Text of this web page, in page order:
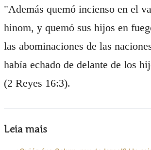
"Además quemó incienso en el
hinom, y quemó sus hijos en
las abominaciones de las
había echado de delante de los
(2 Reyes 16:3).
Leia mais